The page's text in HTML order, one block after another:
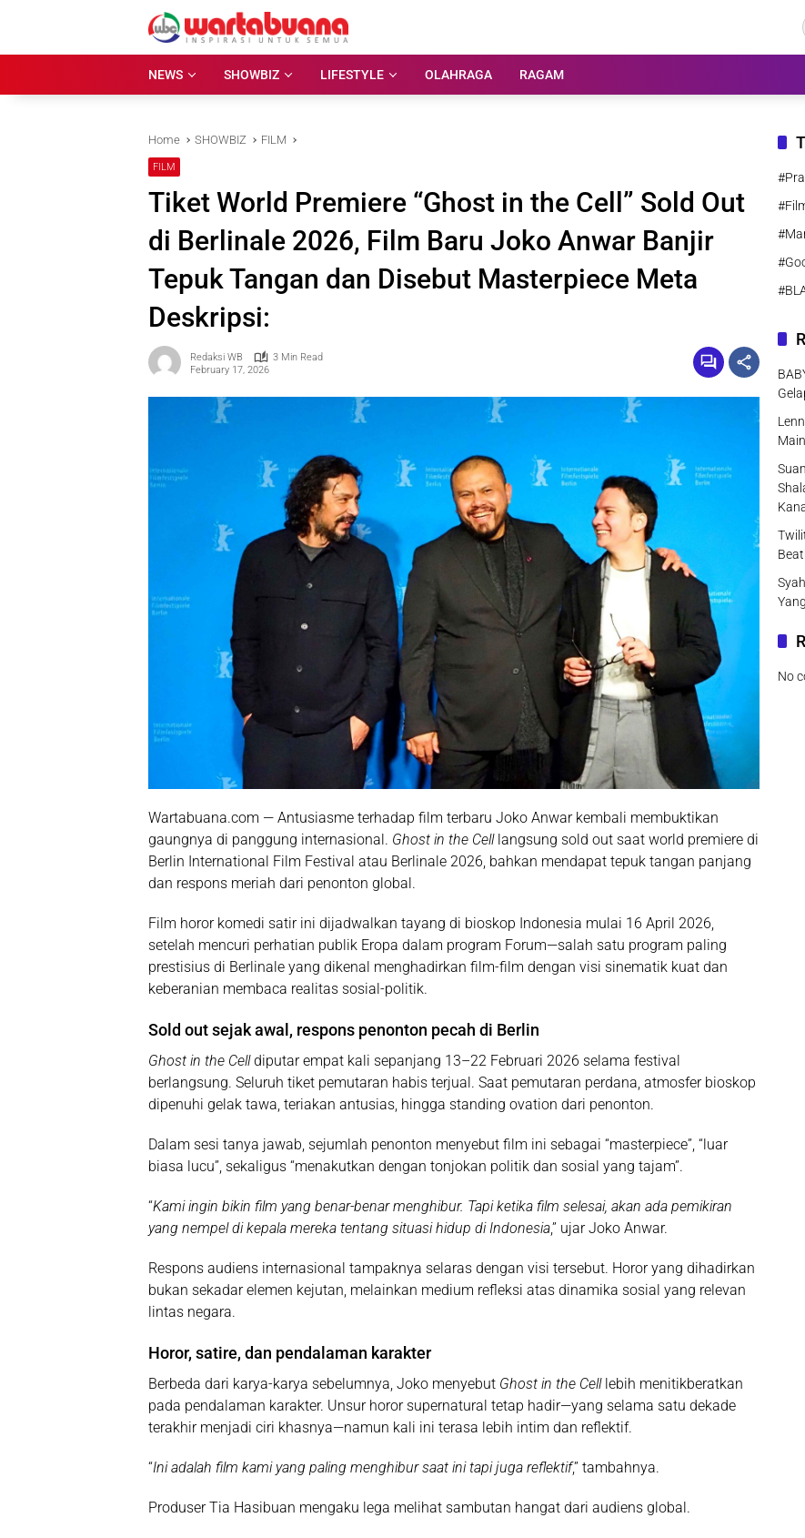
NEWS
SHOWBIZ LIFESTYLE OLAHRAGA RAGAM
Home SHOWBIZ FILM
FILM
Tiket World Premiere “Ghost in the Cell” Sold Out
di Berlinale 2026, Film Baru Joko Anwar Banjir
Tepuk Tangan dan Disebut Masterpiece Meta
Deskripsi:
Redaksi WB
3 Min Read
February 17, 2026
Wartabuana.com — Antusiasme terhadap film terbaru Joko Anwarkembali membuktikan
gaungnya di panggung internasional. Ghost in the Celllangsung sold out saat world premiere di
Berlin International Film Festival atau Berlinale 2026, bahkan mendapat tepuk tangan panjang
dan respons meriah dari penonton global.
Film horor komedi satir ini dijadwalkan tayang di bioskop Indonesia mulai 16 April 2026,
setelah mencuri perhatian publik Eropa dalam program Forum—salah satu program paling
prestisius di Berlinale yang dikenal menghadirkan film-film dengan visi sinematik kuat dan
keberanian membaca realitas sosial-politik.
Sold out sejak awal, respons penonton pecah di Berlin
Ghost in the Celldiputar empat kali sepanjang 13–22 Februari 2026 selama festival
berlangsung. Seluruh tiket pemutaran habis terjual. Saat pemutaran perdana, atmosfer bioskop
dipenuhi gelak tawa, teriakan antusias, hingga standing ovation dari penonton.
Dalam sesi tanya jawab, sejumlah penonton menyebut film ini sebagai “masterpiece”, “luar
biasa lucu”, sekaligus “menakutkan dengan tonjokan politik dan sosial yang tajam”.
“Kami ingin bikin film yang benar-benar menghibur. Tapi ketika film selesai, akan ada pemikiran
yang nempel di kepala mereka tentang situasi hidup di Indonesia,” ujar Joko Anwar.
Respons audiens internasional tampaknya selaras dengan visi tersebut. Horor yang dihadirkan
bukan sekadar elemen kejutan, melainkan medium refleksi atas dinamika sosial yang relevan
lintas negara.
Horor, satire, dan pendalaman karakter
Berbeda dari karya-karya sebelumnya, Joko menyebut Ghost in the Celllebih menitikberatkan
pada pendalaman karakter. Unsur horor supernatural tetap hadir—yang selama satu dekade
terakhir menjadi ciri khasnya—namun kali ini terasa lebih intim dan reflektif.
“Ini adalah film kami yang paling menghibur saat ini tapi juga reflektif,” tambahnya.
ProduserTia Hasibuan mengaku lega melihat sambutan hangat dari audiens global.
No